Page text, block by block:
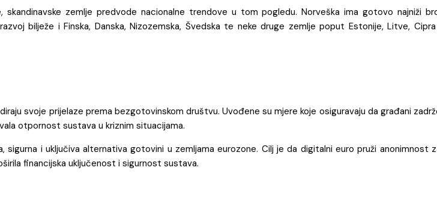
zemlje predvode nacionalne trendove u tom pogledu. Norveška ima gotovo najniži
bilježe i Finska, Danska, Nizozemska, Švedska te neke druge zemlje poput Estonije, Litve,
svoje prijelaze prema bezgotovinskom društvu. Uvođene su mjere koje osiguravaju da građani
otpornost sustava u kriznim situacijama.
i uključiva alternativa gotovini u zemljama eurozone. Cilj je da digitalni euro pruži anonimnost
financijska uključenost i sigurnost sustava.